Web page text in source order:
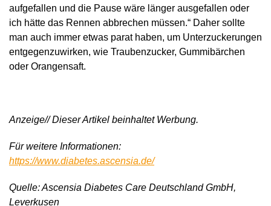
aufgefallen und die Pause wäre länger ausgefallen oder
ich hätte das Rennen abbrechen müssen.“ Daher sollte
man auch immer etwas parat haben, um Unterzuckerungen
entgegenzuwirken, wie Traubenzucker, Gummibärchen
oder Orangensaft.
Anzeige// Dieser Artikel beinhaltet Werbung.
Für weitere Informationen:
https://www.diabetes.ascensia.de/
Quelle: Ascensia Diabetes Care Deutschland GmbH,
Leverkusen